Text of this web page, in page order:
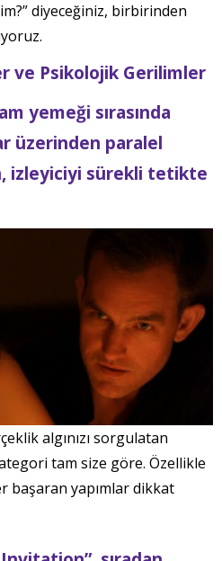
diyeceğiniz, birbirinden
ve Psikolojik Gerilimler
yemeği sırasında
üzerinden paralel
izleyiciyi sürekli tetikte
algınızı sorgulatan
tam size göre. Özellikle
başaran yapımlar dikkat